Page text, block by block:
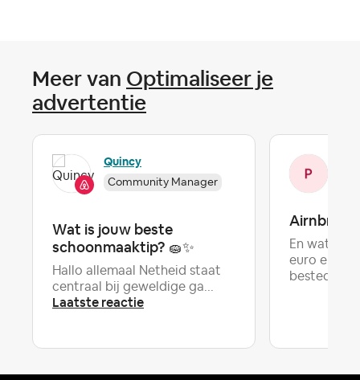
Meer van Optimaliseer je
advertentie
Quincy
Community Manager
Wat is jouw beste
schoonmaaktip? 🧽✨
Hallo allemaal Netheid staat
centraal bij geweldige ga...
Laatste reactie
Airnbn
En wat is
euro en
besteding